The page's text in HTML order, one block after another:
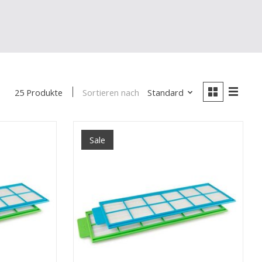
25 Produkte Sortieren nach Standard
Sale